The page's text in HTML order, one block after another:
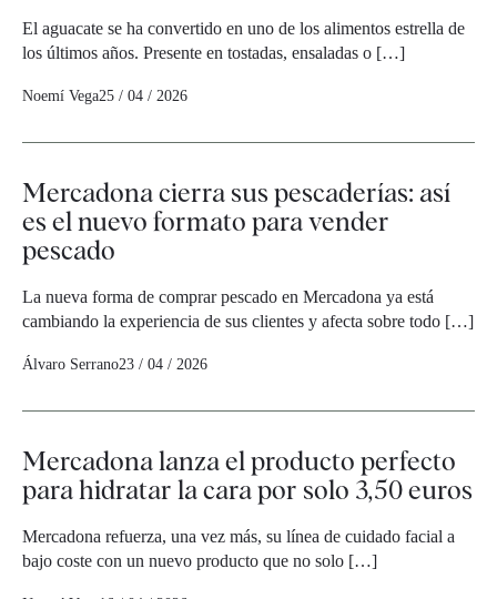
El aguacate se ha convertido en uno de los alimentos estrella de
los últimos años. Presente en tostadas, ensaladas o […]
Noemí Vega25 / 04 / 2026
Mercadona cierra sus pescaderías: así
es el nuevo formato para vender
pescado
La nueva forma de comprar pescado en Mercadona ya está
cambiando la experiencia de sus clientes y afecta sobre todo […]
Álvaro Serrano23 / 04 / 2026
Mercadona lanza el producto perfecto
para hidratar la cara por solo 3,50 euros
Mercadona refuerza, una vez más, su línea de cuidado facial a
bajo coste con un nuevo producto que no solo […]